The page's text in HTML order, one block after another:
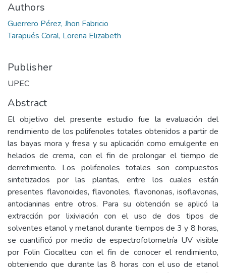
Authors
Guerrero Pérez, Jhon Fabricio
Tarapués Coral, Lorena Elizabeth
Publisher
UPEC
Abstract
El objetivo del presente estudio fue la evaluación del
rendimiento de los polifenoles totales obtenidos a partir de
las bayas mora y fresa y su aplicación como emulgente en
helados de crema, con el fin de prolongar el tiempo de
derretimiento. Los polifenoles totales son compuestos
sintetizados por las plantas, entre los cuales están
presentes flavonoides, flavonoles, flavononas, isoflavonas,
antocianinas entre otros. Para su obtención se aplicó la
extracción por lixiviación con el uso de dos tipos de
solventes etanol y metanol durante tiempos de 3 y 8 horas,
se cuantificó por medio de espectrofotometría UV visible
por Folin Ciocalteu con el fin de conocer el rendimiento,
obteniendo que durante las 8 horas con el uso de etanol